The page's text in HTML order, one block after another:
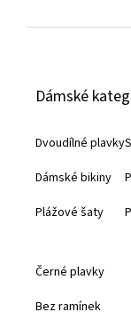
Dámské
Dvoudílné plavky
Dámské bikiny
Plážové šaty
Černé plavky
Bez ramínek